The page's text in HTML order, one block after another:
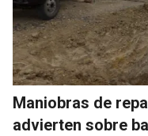
Maniobras de
advierten sobre